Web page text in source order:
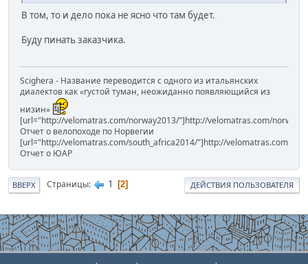
В том, то и дело пока не ясно что там будет.
Буду пинать заказчика.
Scighera - Название переводится с одного из итальянских
диалектов как «густой туман, неожиданно появляющийся из
низин»
[url="http://velomatras.com/norway2013/"]http://velomatras.com/
Отчет о велопоходе по Норвегии
[url="http://velomatras.com/south_africa2014/"]http://velomatras.com/
Отчет о ЮАР
ВВЕРХ Страницы 1 2 ДЕЙСТВИЯ ПОЛЬЗОВАТЕЛЯ